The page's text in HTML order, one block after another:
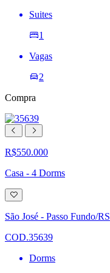
Suites
1
Vagas
2
Compra
R$550.000
Casa - 4 Dorms
Adicionar
à
lista
de
São José - Passo Fundo/RS
COD.35639
Dorms